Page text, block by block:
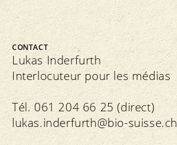
CONTACT
Lukas Inderfurth
Interlocuteur pour les médias
Tél. 061 204 66 25 (direct)
lukas.inderfurth@bio-suisse.ch